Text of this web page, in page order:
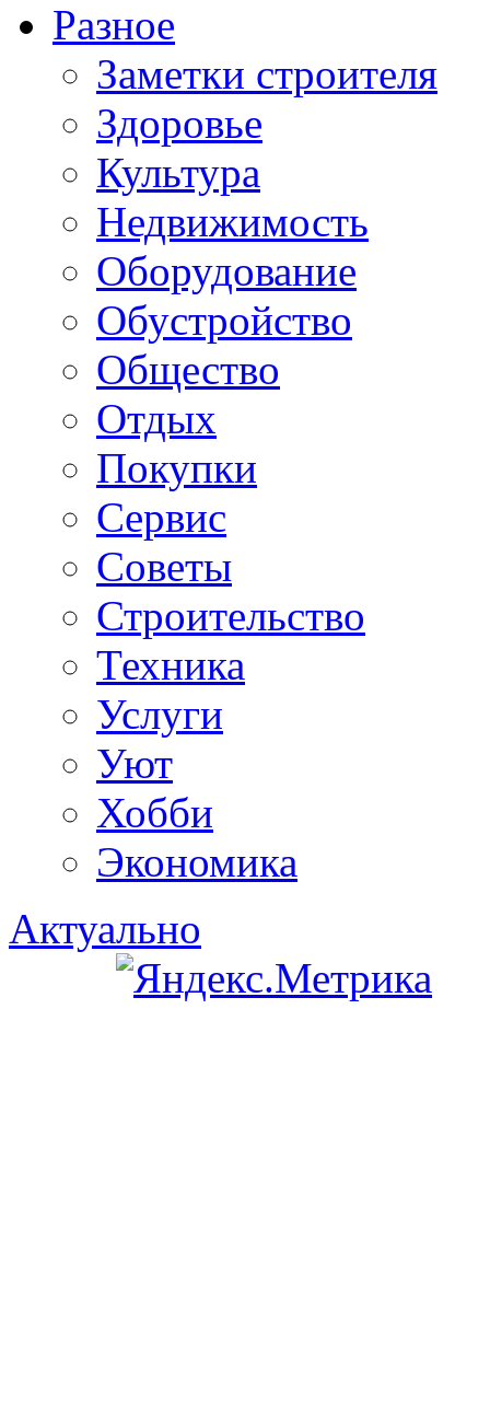
Разное
Заметки строителя
Здоровье
Культура
Недвижимость
Оборудование
Обустройство
Общество
Отдых
Покупки
Сервис
Советы
Строительство
Техника
Услуги
Уют
Хобби
Экономика
Актуально